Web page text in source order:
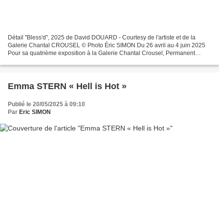
Détail "Bless'd", 2025 de David DOUARD - Courtesy de l'artiste et de la
Galerie Chantal CROUSEL © Photo Éric SIMON Du 26 avril au 4 juin 2025
Pour sa quatrième exposition à la Galerie Chantal Crousel, Permanent
Emma STERN « Hell is Hot »
Publié le 20/05/2025 à 09:10
Par Eric SIMON